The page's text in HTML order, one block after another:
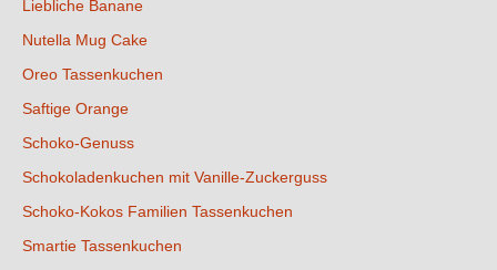
Liebliche Banane
Nutella Mug Cake
Oreo Tassenkuchen
Saftige Orange
Schoko-Genuss
Schokoladenkuchen mit Vanille-Zuckerguss
Schoko-Kokos Familien Tassenkuchen
Smartie Tassenkuchen